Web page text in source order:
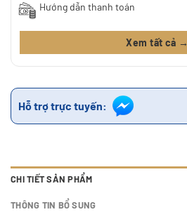
Hướng dẫn thanh toán
Xem tất cả →
Hỗ trợ trực tuyến:
CHI TIẾT SẢN PHẨM
THÔNG TIN BỔ SUNG